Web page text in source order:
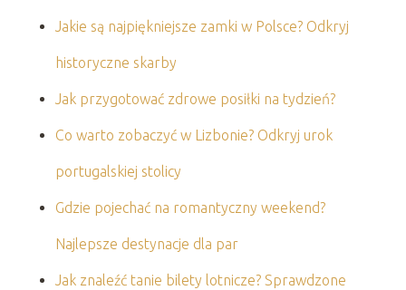
Jakie są najpiękniejsze zamki w Polsce? Odkryj
historyczne skarby
Jak przygotować zdrowe posiłki na tydzień?
Co warto zobaczyć w Lizbonie? Odkryj urok
portugalskiej stolicy
Gdzie pojechać na romantyczny weekend?
Najlepsze destynacje dla par
Jak znaleźć tanie bilety lotnicze? Sprawdzone